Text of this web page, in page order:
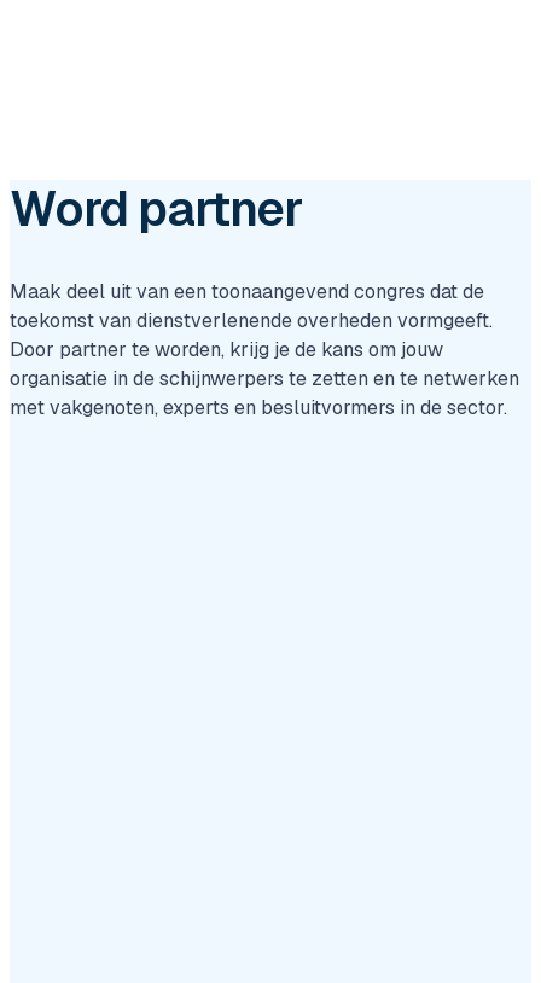
Word partner
Maak deel uit van een toonaangevend congres dat de
toekomst van dienstverlenende overheden vormgeeft.
Door partner te worden, krijg je de kans om jouw
organisatie in de schijnwerpers te zetten en te netwerken
met vakgenoten, experts en besluitvormers in de sector.